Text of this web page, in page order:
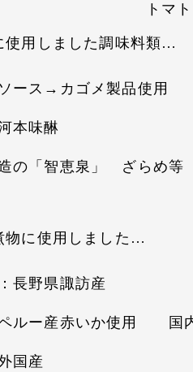
コピ
使用しました調味料類…
ース→カゴメ製品使用
本味醂
の「智恵泉」 ざらめ等
物に使用しました…
県諏訪産
ルー産赤いか使用 国
国産